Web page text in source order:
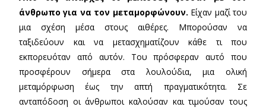
άνθρωπο για να τον μεταμορφώνουν. Είχαν μαζί του
μια σχέση μέσα στους αιθέρες. Μπορούσαν να
ταξιδεύουν και να μετασχηματίζουν κάθε τι που
εκπορευόταν από αυτόν. Του πρόσφεραν αυτό που
προσφέρουν σήμερα στα λουλούδια, μια ολική
μεταμόρφωση έως την απτή πραγματικότητα. Σε
ανταπόδοση οι άνθρωποι καλούσαν και τιμούσαν τους